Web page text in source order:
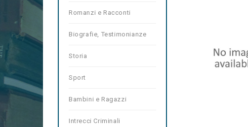
Romanzi e Racconti
Biografie, Testimonianze
Storia
Sport
Bambini e Ragazzi
Intrecci Criminali